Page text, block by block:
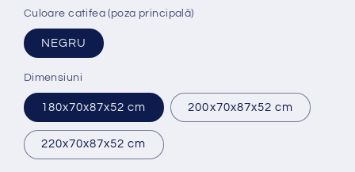
Culoare catifea (poza principală)
NEGRU
Dimensiuni
180x70x87x52 cm 200x70x87x52 cm
220x70x87x52 cm